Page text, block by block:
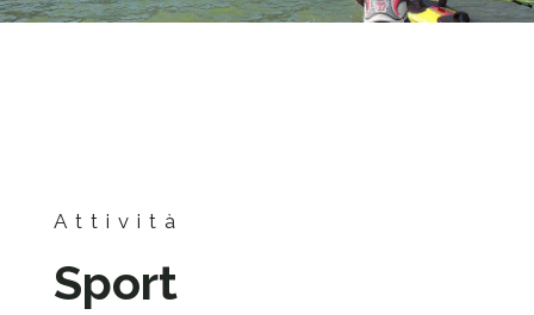
Attività
Sport